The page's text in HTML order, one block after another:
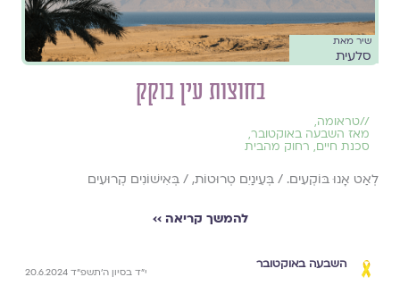
שיר מאת
סלעית
בחוצות עין בוקק
//טראומה,
מאז השבעה באוקטובר,
סכנת חיים, רחוק מהבית
לְאַט אָנוּ בּוֹקְעִים. / בְּעֵינַיִם טְרוּטוֹת, / בְּאִישׁוֹנִים קְרוּעִים
להמשך קריאה ››
השבעה באוקטובר
י״ד בסיון ה׳תשפ״ד 20.6.2024